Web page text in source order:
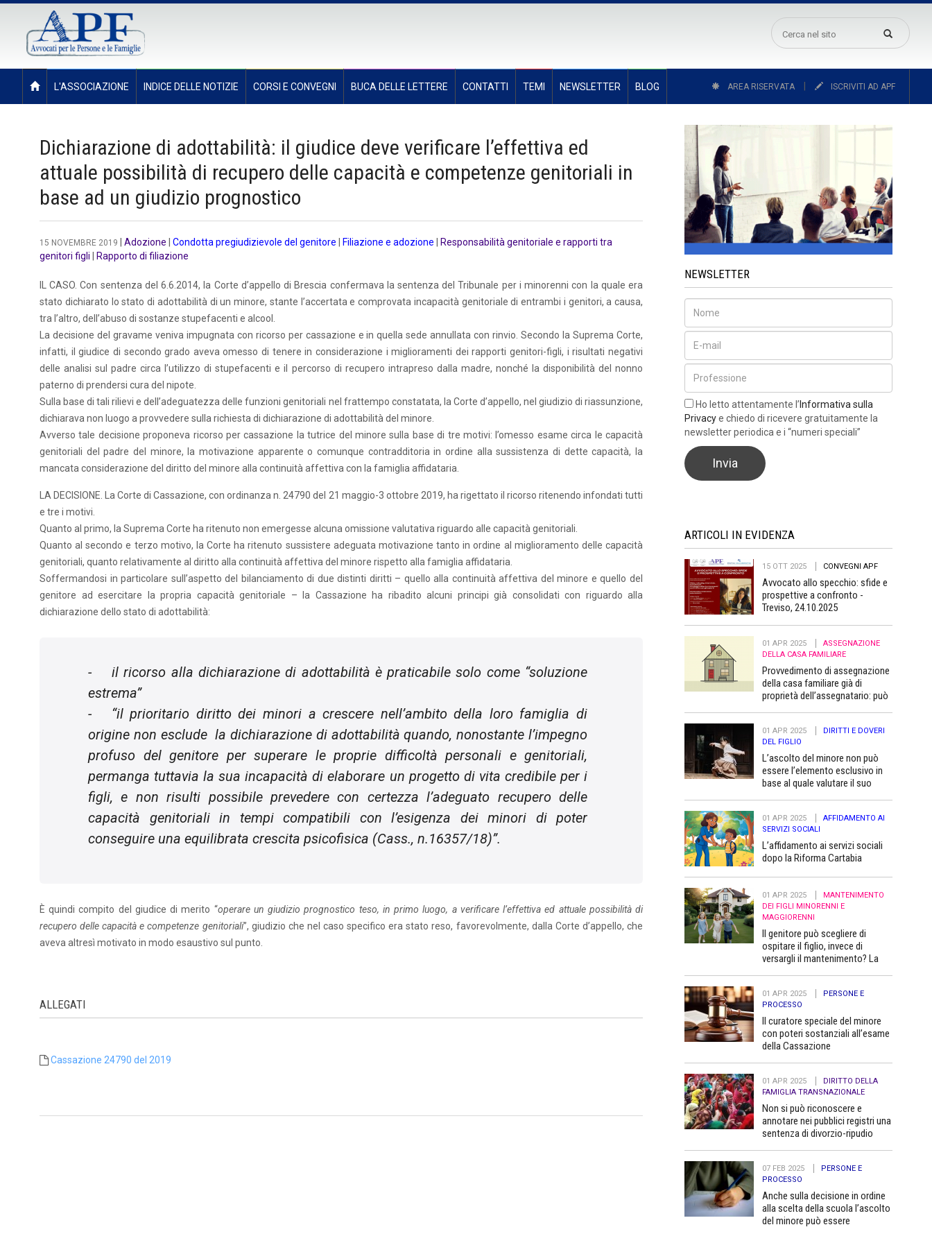
L'ASSOCIAZIONE INDICE DELLE NOTIZIE CORSI E CONVEGNI BUCA DELLE LETTERE CONTATTI TEMI NEWSLETTER BLOG AREA RISERVATA ISCRIVITI AD APF
Dichiarazione di adottabilità: il giudice deve verificare l’effettiva ed
attuale possibilità di recupero delle capacità e competenze genitoriali in
base ad un giudizio prognostico
15 NOVEMBRE 2019 Adozione Condotta pregiudizievole del genitore Filiazione e adozione
Responsabilità genitoriale e rapporti tra
genitori figli
Rapporto di filiazione
IL CASO. Con sentenza del 6.6.2014, la Corte d’appello di Brescia confermava la sentenza del Tribunale per i minorenni con la quale era
stato dichiarato lo stato di adottabilità di un minore, stante l’accertata e comprovata incapacità genitoriale di entrambi i genitori, a causa,
tra l’altro, dell’abuso di sostanze stupefacenti e alcool.
La decisione del gravame veniva impugnata con ricorso per cassazione e in quella sede annullata con rinvio. Secondo la Suprema Corte,
infatti, il giudice di secondo grado aveva omesso di tenere in considerazione i miglioramenti dei rapporti genitori-figli, i risultati negativi
delle analisi sul padre circa l’utilizzo di stupefacenti e il percorso di recupero intrapreso dalla madre, nonché la disponibilità del nonno
paterno di prendersi cura del nipote.
Sulla base di tali rilievi e dell’adeguatezza delle funzioni genitoriali nel frattempo constatata, la Corte d’appello, nel giudizio di riassunzione,
dichiarava non luogo a provvedere sulla richiesta di dichiarazione di adottabilità del minore.
Avverso tale decisione proponeva ricorso per cassazione la tutrice del minore sulla base di tre motivi: l’omesso esame circa le capacità
genitoriali del padre del minore, la motivazione apparente o comunque contradditoria in ordine alla sussistenza di dette capacità, la
mancata considerazione del diritto del minore alla continuità affettiva con la famiglia affidataria.
LA DECISIONE. La Corte di Cassazione, con ordinanza n. 24790 del 21 maggio-3 ottobre 2019, ha rigettato il ricorso ritenendo infondati tutti
e tre i motivi.
Quanto al primo, la Suprema Corte ha ritenuto non emergesse alcuna omissione valutativa riguardo alle capacità genitoriali.
Quanto al secondo e terzo motivo, la Corte ha ritenuto sussistere adeguata motivazione tanto in ordine al miglioramento delle capacità
genitoriali, quanto relativamente al diritto alla continuità affettiva del minore rispetto alla famiglia affidataria.
Soffermandosi in particolare sull’aspetto del bilanciamento di due distinti diritti – quello alla continuità affettiva del minore e quello del
genitore ad esercitare la propria capacità genitoriale – la Cassazione ha ribadito alcuni principi già consolidati con riguardo alla
dichiarazione dello stato di adottabilità:
- il ricorso alla dichiarazione di adottabilità è praticabile solo come “soluzione
estrema”
- “il prioritario diritto dei minori a crescere nell’ambito della loro famiglia di
origine non esclude la dichiarazione di adottabilità quando, nonostante l’impegno
profuso del genitore per superare le proprie difficoltà personali e genitoriali,
permanga tuttavia la sua incapacità di elaborare un progetto di vita credibile per i
figli, e non risulti possibile prevedere con certezza l’adeguato recupero delle
capacità genitoriali in tempi compatibili con l’esigenza dei minori di poter
conseguire una equilibrata crescita psicofisica (Cass., n.16357/18)”.
È quindi compito del giudice di merito “operare un giudizio prognostico teso, in primo luogo, a verificare l’effettiva ed attuale possibilità di
recupero delle capacità e competenze genitoriali”, giudizio che nel caso specifico era stato reso, favorevolmente, dalla Corte d’appello, che
aveva altresì motivato in modo esaustivo sul punto.
ALLEGATI
Cassazione 24790 del 2019
NEWSLETTER
Ho letto attentamente l’ Informativa sulla
Privacye chiedo di ricevere gratuitamente la
newsletter periodica e i “numeri speciali”
ARTICOLI IN EVIDENZA
15 OTT 2025 CONVEGNI APF
Avvocato allo specchio: sfide e
prospettive a confronto -
Treviso, 24.10.2025
01 APR 2025
ASSEGNAZIONE
DELLA CASA FAMILIARE
Provvedimento di assegnazione
della casa familiare già di
proprietà dell’assegnatario: può
01 APR 2025
DIRITTI E DOVERI
DEL FIGLIO
L’ascolto del minore non può
essere l’elemento esclusivo in
base al quale valutare il suo
01 APR 2025
AFFIDAMENTO AI
SERVIZI SOCIALI
L’affidamento ai servizi sociali
dopo la Riforma Cartabia
01 APR 2025
MANTENIMENTO
DEI FIGLI MINORENNI E
MAGGIORENNI
Il genitore può scegliere di
ospitare il figlio, invece di
versargli il mantenimento? La
01 APR 2025
PERSONE E
PROCESSO
Il curatore speciale del minore
con poteri sostanziali all’esame
della Cassazione
01 APR 2025
DIRITTO DELLA
FAMIGLIA TRANSNAZIONALE
Non si può riconoscere e
annotare nei pubblici registri una
sentenza di divorzio-ripudio
pubblico
07 FEB 2025
PERSONE E
PROCESSO
Anche sulla decisione in ordine
alla scelta della scuola l’ascolto
del minore può essere